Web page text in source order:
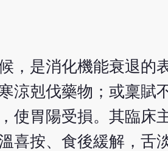
，是消化機能衰退的
涼剋伐藥物；或稟賦
使胃陽受損。其臨床
喜按、食後緩解，舌